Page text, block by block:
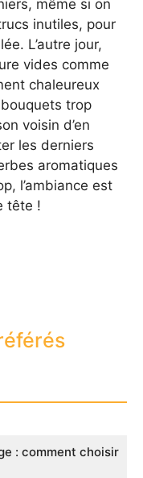
même si on
inutiles, pour
L’autre jour,
vides comme
chaleureux
trop
voisin d’en
les derniers
aromatiques
l’ambiance est
tête !
: comment choisir